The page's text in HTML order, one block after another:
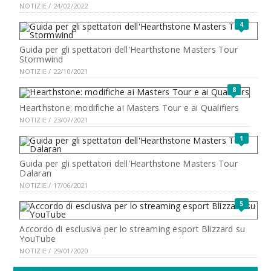
NOTIZIE / 24/02/2022
4
Guida per gli spettatori dell'Hearthstone Masters Tour
Stormwind
NOTIZIE / 22/10/2021
8
Hearthstone: modifiche ai Masters Tour e ai Qualifiers
NOTIZIE / 23/07/2021
1
Guida per gli spettatori dell'Hearthstone Masters Tour
Dalaran
NOTIZIE / 17/06/2021
5
Accordo di esclusiva per lo streaming esport Blizzard su
YouTube
NOTIZIE / 29/01/2020